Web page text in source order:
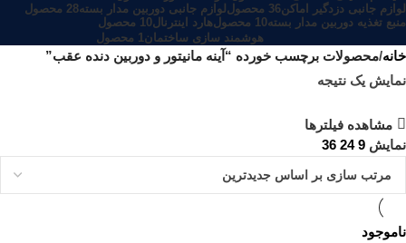
لوازم جانبی دزدگیر اماکن36 محصول لوازم جانبی دوربین مدار بسته28 محصول
منبع تغذیه دوربین مدار بسته10 محصول هارد اینترنال10 محصول
هوشمند سازی ساختمان 1 محصول
خانه محصولات برچسب خورده “آینه مانیتور و دوربین دنده عقب”
نمایش یک نتیجه
مشاهده فیلترها
نمایش 9
24
36
ناموجود